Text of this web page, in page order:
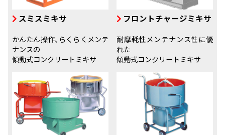
スミスミキサ
かんたん操作、らくらくメンテ
ナンスの
傾動式コンクリートミキサ
フロントチャージミキサ
耐摩耗性メンテナンス性に優
れた
傾動式コンクリートミキサ